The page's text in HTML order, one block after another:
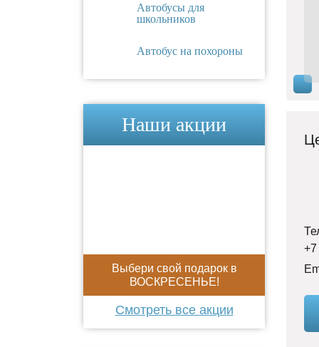
Автобусы для
школьников
Автобус на похороны
Наши акции
Выбери свой подарок в
ВОСКРЕСЕНЬЕ!
Смотреть все акции
+7